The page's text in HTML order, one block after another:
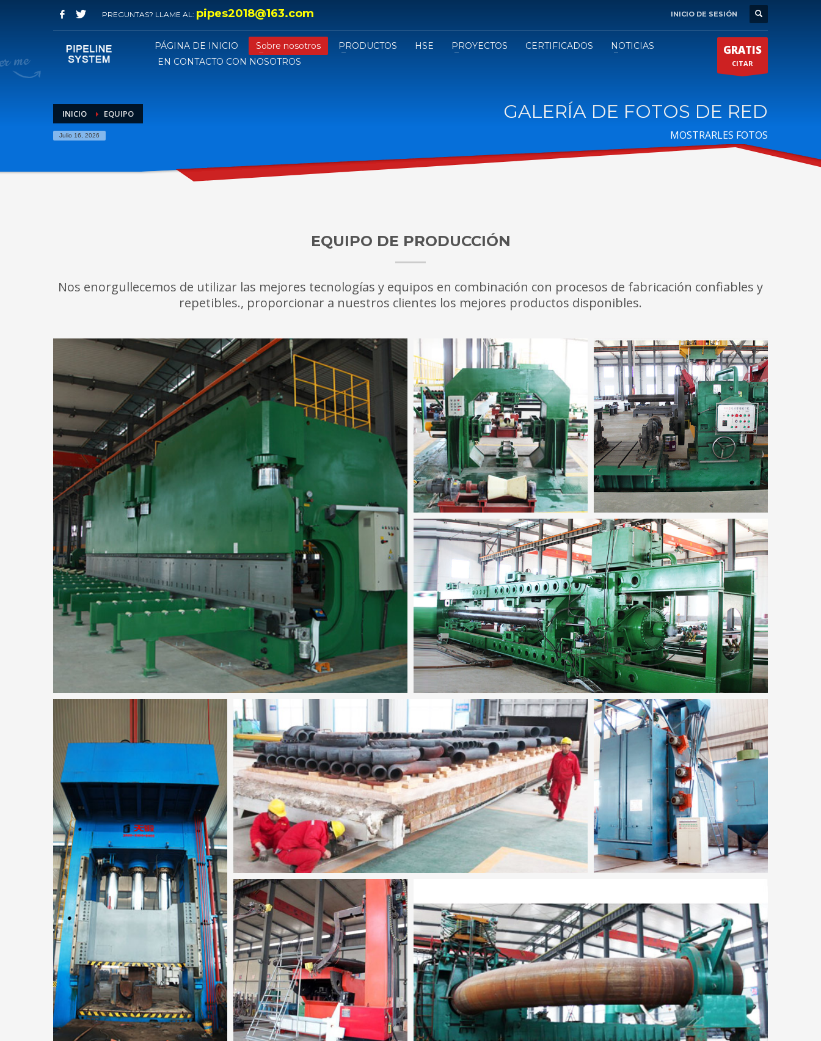
PREGUNTAS? LLAME AL: pipes2018@163.com INICIO DE SESIÓN
PÁGINA DE INICIO Sobre nosotros PRODUCTOS HSE PROYECTOS CERTIFICADOS
NOTICIAS
EN CONTACTO CON NOSOTROS
GRATIS
CITAR
INICIO EQUIPO
Julio 16, 2026
GALERÍA DE FOTOS DE RED
MOSTRARLES FOTOS
EQUIPO DE PRODUCCIÓN
Nos enorgullecemos de utilizar las mejores tecnologías y equipos en combinación con procesos de fabricación confiables y
repetibles., proporcionar a nuestros clientes los mejores productos disponibles.